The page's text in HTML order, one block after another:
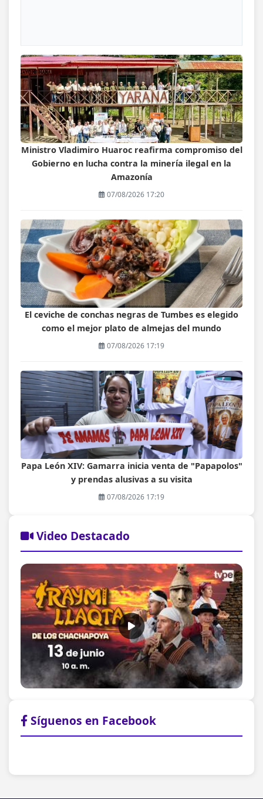
Ministro Vladimiro Huaroc reafirma compromiso del
Gobierno en lucha contra la minería ilegal en la
Amazonía
07/08/2026 17:20
El ceviche de conchas negras de Tumbes es elegido
como el mejor plato de almejas del mundo
07/08/2026 17:19
Papa León XIV: Gamarra inicia venta de "Papapolos"
y prendas alusivas a su visita
07/08/2026 17:19
Video Destacado
Síguenos en Facebook